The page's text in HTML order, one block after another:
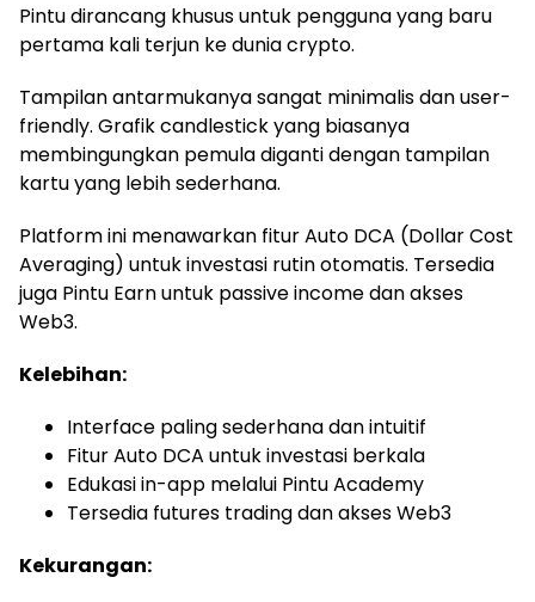
Pintu dirancang khusus untuk pengguna yang baru
pertama kali terjun ke dunia crypto.
Tampilan antarmukanya sangat minimalis dan user-
friendly. Grafik candlestick yang biasanya
membingungkan pemula diganti dengan tampilan
kartu yang lebih sederhana.
Platform ini menawarkan fitur Auto DCA (Dollar Cost
Averaging) untuk investasi rutin otomatis. Tersedia
juga Pintu Earn untuk passive income dan akses
Web3.
Kelebihan:
Interface paling sederhana dan intuitif
Fitur Auto DCA untuk investasi berkala
Edukasi in-app melalui Pintu Academy
Tersedia futures trading dan akses Web3
Kekurangan: